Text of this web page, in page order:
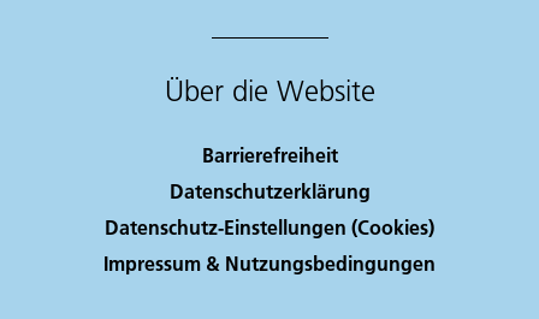
Über die Website
Barrierefreiheit
Datenschutzerklärung
Datenschutz-Einstellungen (Cookies)
Impressum & Nutzungsbedingungen